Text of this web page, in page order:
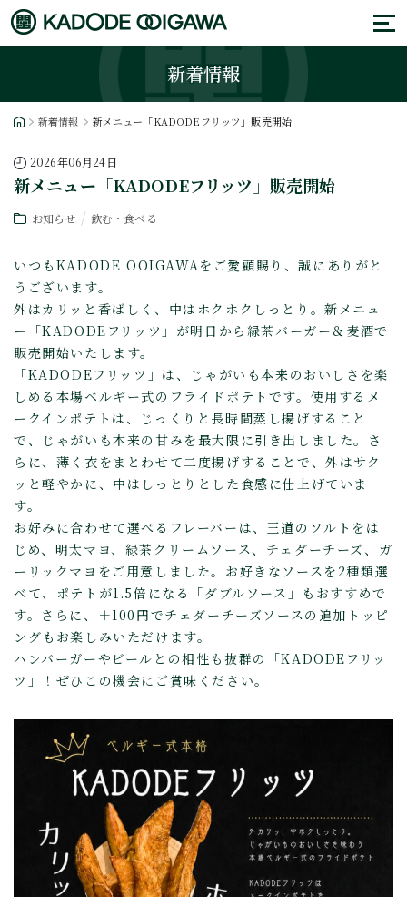
新着情報
新着情報 新メニュー「KADODEフリッツ」販売開始
2026年06月24日
新メニュー「KADODEフリッツ」販売開始
お知らせ 飲む・食べる
いつもKADODE OOIGAWAをご愛顧賜り、誠にありがと
うございます。
外はカリッと香ばしく、中はホクホクしっとり。新メニュ
ー「KADODEフリッツ」が明日から緑茶バーガー＆麦酒で
販売開始いたします。
「KADODEフリッツ」は、じゃがいも本来のおいしさを楽
しめる本場ベルギー式のフライドポテトです。使用するメ
ークインポテトは、じっくりと長時間蒸し揚げすること
で、じゃがいも本来の甘みを最大限に引き出しました。さ
らに、薄く衣をまとわせて二度揚げすることで、外はサク
ッと軽やかに、中はしっとりとした食感に仕上げていま
す。
お好みに合わせて選べるフレーバーは、王道のソルトをは
じめ、明太マヨ、緑茶クリームソース、チェダーチーズ、ガ
ーリックマヨをご用意しました。お好きなソースを2種類選
べて、ポテトが1.5倍になる「ダブルソース」もおすすめで
す。さらに、＋100円でチェダーチーズソースの追加トッピ
ングもお楽しみいただけます。
ハンバーガーやビールとの相性も抜群の「KADODEフリッ
ツ」！ぜひこの機会にご賞味ください。